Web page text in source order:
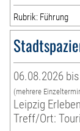
Rubrik: Führung
06.08.2026
(mehrere
Leipzig
Treff/Ort: